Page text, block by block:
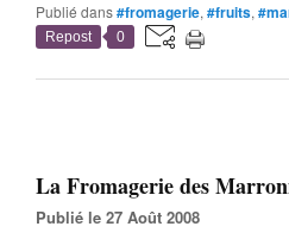
Publié dans#fromagerie, #fruits,
Repost 0
La Fromagerie des
Publié le 27 Août 2008